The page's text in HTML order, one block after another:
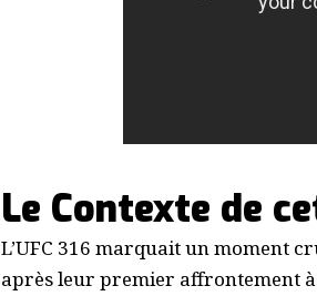
Le Contexte de
L’UFC 316 marquait un moment
après leur premier affrontement à